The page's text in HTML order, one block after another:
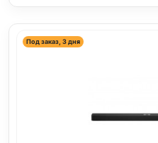
Под заказ, 3 дня